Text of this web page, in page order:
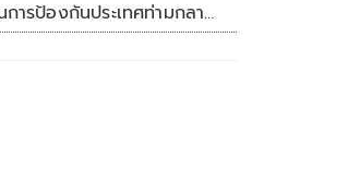
ารป้องกันประเทศท่ามกลาง
ภูมิภาค